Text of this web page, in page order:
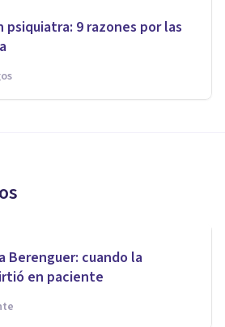
psiquiatra: 9 razones por las
Berenguer: cuando la
en paciente